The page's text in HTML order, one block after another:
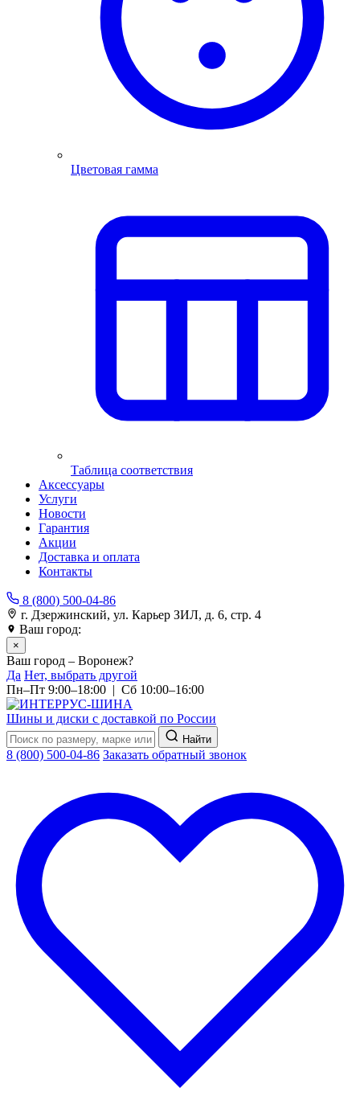
Цветовая гамма
Таблица соответствия
Аксессуары
Услуги
Новости
Гарантия
Акции
Доставка и оплата
Контакты
8 (800) 500-04-86
г. Дзержинский, ул. Карьер ЗИЛ, д. 6, стр. 4
Ваш город:
×
Ваш город – Воронеж?
Да Нет, выбрать другой
Пн–Пт 9:00–18:00 | Сб 10:00–16:00
Шины и диски с доставкой по России
Найти
8 (800) 500-04-86 Заказать обратный звонок